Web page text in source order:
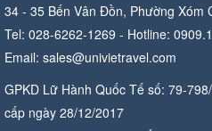
34 - 35 Bến Vân Đồn, Phường Xóm
Tel: 028-6262-1269 - Hotline:
Email: sales@univietravel.com
GPKD Lữ Hành Quốc Tế số: 79-
cấp ngày 28/12/2017